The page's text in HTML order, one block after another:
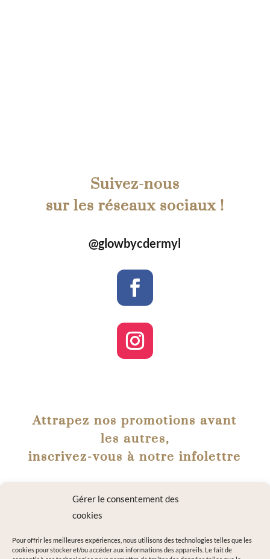
Gérer le consentement des
cookies
Pour offrir les meilleures expériences, nous utilisons des technologies telles que les
cookies pour stocker et/ou accéder aux informations des appareils. Le fait de
Suivez-nous
sur les réseaux sociaux !
@glowbycdermyl
Attrapez nos promotions avant
les autres,
inscrivez-vous à notre infolettre